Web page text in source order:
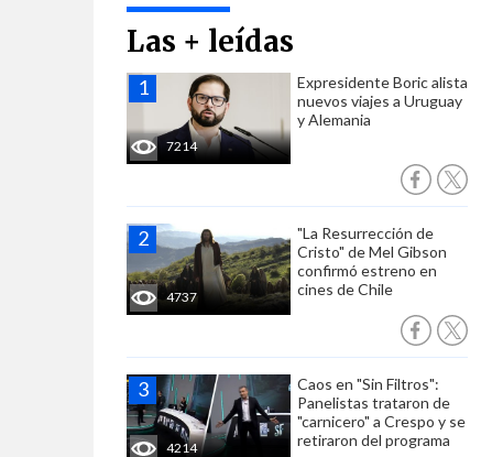
Las + leídas
7214
Expresidente Boric alista
nuevos viajes a Uruguay
y Alemania
4737
"La Resurrección de
Cristo" de Mel Gibson
confirmó estreno en
cines de Chile
4214
Caos en "Sin Filtros":
Panelistas trataron de
"carnicero" a Crespo y se
retiraron del programa